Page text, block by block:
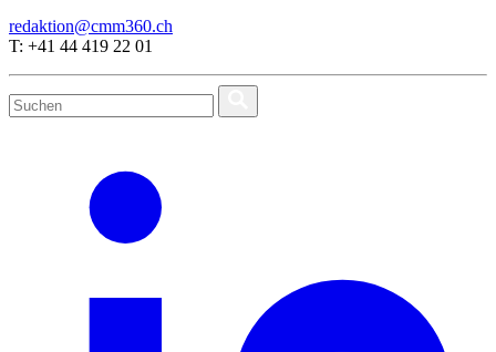
redaktion@cmm360.ch
T: +41 44 419 22 01